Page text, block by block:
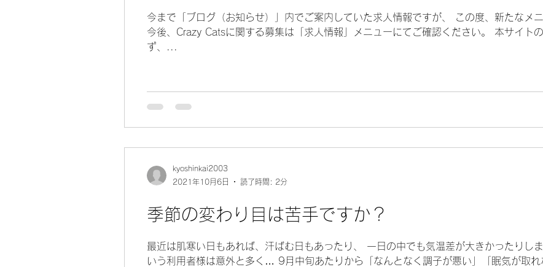
今まで「ブログ（お知らせ）」内でご案内していた求人情報ですが、 この度、新たなメ
今後、Crazy Catsに関する募集は「求人情報」メニューにてご確認ください。 本サイト
ず、...
季節の変わり目は苦手ですか？
最近は肌寒い日もあれば、汗ばむ日もあったり、 一日の中でも気温差が大きかったりし
いう利用者様は意外と多く… 9月中旬あたりから「なんとなく調子が悪い」「眠気が取
kyoshinkai2003
2021年10月6日
読了時間: 2分